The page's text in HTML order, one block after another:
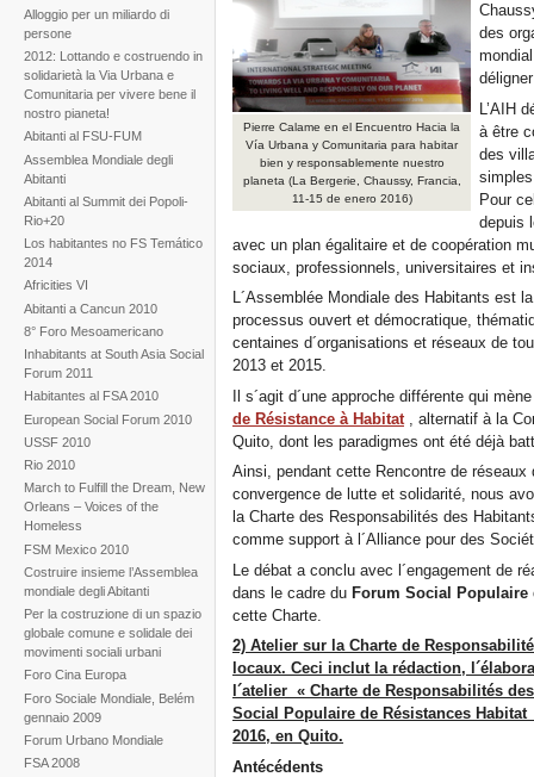
Alloggio per un miliardo di
persone
2012: Lottando e costruendo in
solidarietà la Via Urbana e
Comunitaria per vivere bene il
nostro pianeta!
Abitanti al FSU-FUM
Assemblea Mondiale degli
Abitanti
Abitanti al Summit dei Popoli-
Rio+20
Los habitantes no FS Temático
2014
Africities VI
Abitanti a Cancun 2010
8° Foro Mesoamericano
Inhabitants at South Asia Social
Forum 2011
Habitantes al FSA 2010
European Social Forum 2010
USSF 2010
Rio 2010
March to Fulfill the Dream, New
Orleans – Voices of the
Homeless
FSM Mexico 2010
Costruire insieme l’Assemblea
mondiale degli Abitanti
Per la costruzione di un spazio
globale comune e solidale dei
movimenti sociali urbani
Foro Cina Europa
Foro Sociale Mondiale, Belém
gennaio 2009
Forum Urbano Mondiale
FSA 2008
Pierre Calame en el Encuentro Hacia la
Vía Urbana y Comunitaria para habitar
bien y responsablemente nuestro
planeta (La Bergerie, Chaussy, Francia,
11-15 de enero 2016)
des
L’AIH
à être
des
Pour
depuis
avec un plan égalitaire et de coopération
sociaux, professionnels, universitaires et
L´Assemblée Mondiale des Habitants est
processus ouvert et démocratique,
centaines d´organisations et réseaux de
2013 et 2015.
Il s´agit d´une approche différente qui
de Résistance à Habitat
, alternatif à la
Quito, dont les paradigmes ont été déjà
Ainsi, pendant cette Rencontre de
convergence de lutte et solidarité, nous
la Charte des Responsabilités des
comme support à l´Alliance pour des
Le débat a conclu avec l´engagement de
dans le cadre du Forum Social
cette Charte.
2) Atelier sur la Charte de
locaux. Ceci inclut la rédaction,
l´atelier « Charte de Responsabilités
Social Populaire de Résistances
2016, en Quito.
Antécédents